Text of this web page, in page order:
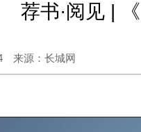
荐书·阅见 |
来源：长城网